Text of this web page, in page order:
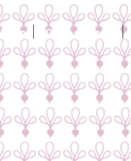
Inicio ¿Cómo se juega?